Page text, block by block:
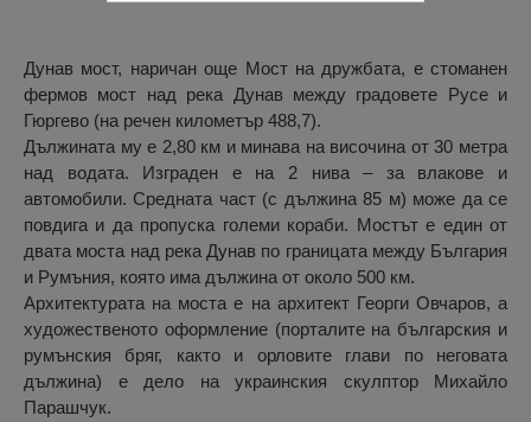
Дунав мост, наричан още Мост на дружбата, е стоманен
фермов мост над река Дунав между градовете Русе и
Гюргево (на речен километър 488,7).
Дължината му е 2,80 км и минава на височина от 30 метра
над водата. Изграден е на 2 нива – за влакове и
автомобили. Средната част (с дължина 85 м) може да се
повдига и да пропуска големи кораби. Мостът е един от
двата моста над река Дунав по границата между България
и Румъния, която има дължина от около 500 км.
Архитектурата на моста е на архитект Георги Овчаров, а
художественото оформление (порталите на българския и
румънския бряг, както и орловите глави по неговата
дължина) е дело на украинския скулптор Михайло
Парашчук.